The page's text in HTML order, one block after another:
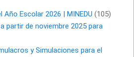
Año Escolar 2026 | MINEDU (105)
partir de noviembre 2025 para
y Simulaciones para el